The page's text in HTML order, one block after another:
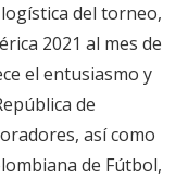
del torneo,
2021 al mes de
el entusiasmo y
de
así como
de Fútbol,